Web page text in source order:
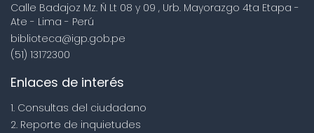
Calle Badajoz Mz. Ñ Lt 08 y 09 , Urb. Mayorazgo 4ta Etapa -
Ate - Lima - Perú
biblioteca@igp.gob.pe
(51) 13172300
Enlaces de interés
1. Consultas del ciudadano
2. Reporte de inquietudes